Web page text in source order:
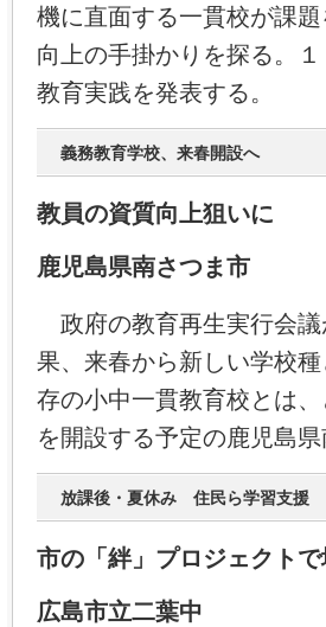
機に直面する一貫校が課
向上の手掛かりを探る。
教育実践を発表する。
義務教育学校、来春開設へ
教員の資質向上狙いに
鹿児島県南さつま市
政府の教育再生実行会議
果、来春から新しい学校
存の小中一貫教育校とは
を開設する予定の鹿児島
放課後・夏休み 住民ら学習支援
市の「絆」プロジェクト
広島市立二葉中